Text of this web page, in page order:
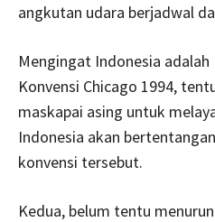
angkutan udara berjadwal
Mengingat Indonesia
Konvensi Chicago 1994,
maskapai asing untuk
Indonesia akan
konvensi tersebut.
Kedua, belum tentu